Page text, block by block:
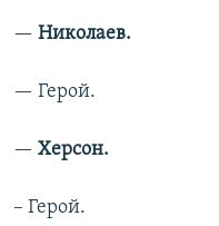
—​ Николаев.
— Герой.
—​ Херсон.
– Герой.